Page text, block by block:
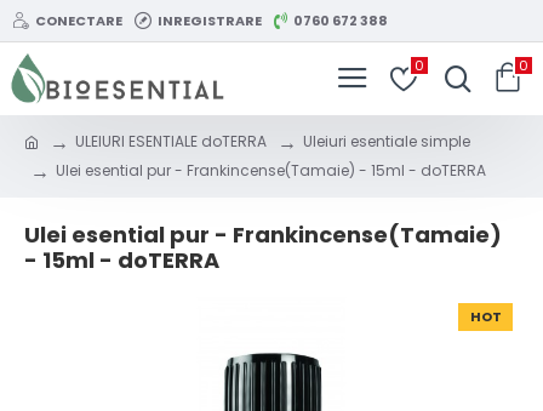
CONECTARE INREGISTRARE 0760 672 388
0 0
ULEIURI ESENTIALE doTERRA
Uleiuri esentiale simple
Ulei esential pur - Frankincense(Tamaie) - 15ml - doTERRA
Ulei esential pur - Frankincense(Tamaie)
- 15ml - doTERRA
HOT